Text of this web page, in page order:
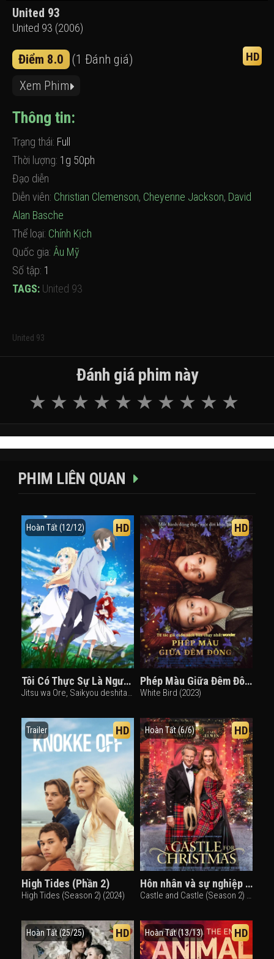
United 93
United 93 (2006)
Điểm 8.0 (1 Đánh giá) HD
Xem Phim
Thông tin:
Trạng thái: Full
Thời lượng: 1g 50ph
Đạo diễn
Diễn viên: Christian Clemenson, Cheyenne Jackson, David
Alan Basche
Thể loại: Chính Kịch
Quốc gia: Âu Mỹ
Số tập: 1
TAGS: United 93
United 93
Đánh giá phim này
PHIM LIÊN QUAN
Hoàn Tất (12/12) HD
Tôi Có Thực Sự Là Người Mạnh Nhất Không?
Jitsu wa Ore, Saikyou deshita? || Am I Actually the Strongest? (2023)
HD
Phép Màu Giữa Đêm Đông
White Bird (2023)
Trailer HD
High Tides (Phần 2)
High Tides (Season 2) (2024)
Hoàn Tất (6/6) HD
Hôn nhân và sự nghiệp (Phần 2)
Castle and Castle (Season 2) (2021)
Hoàn Tất (25/25) HD Hoàn Tất (13/13) HD